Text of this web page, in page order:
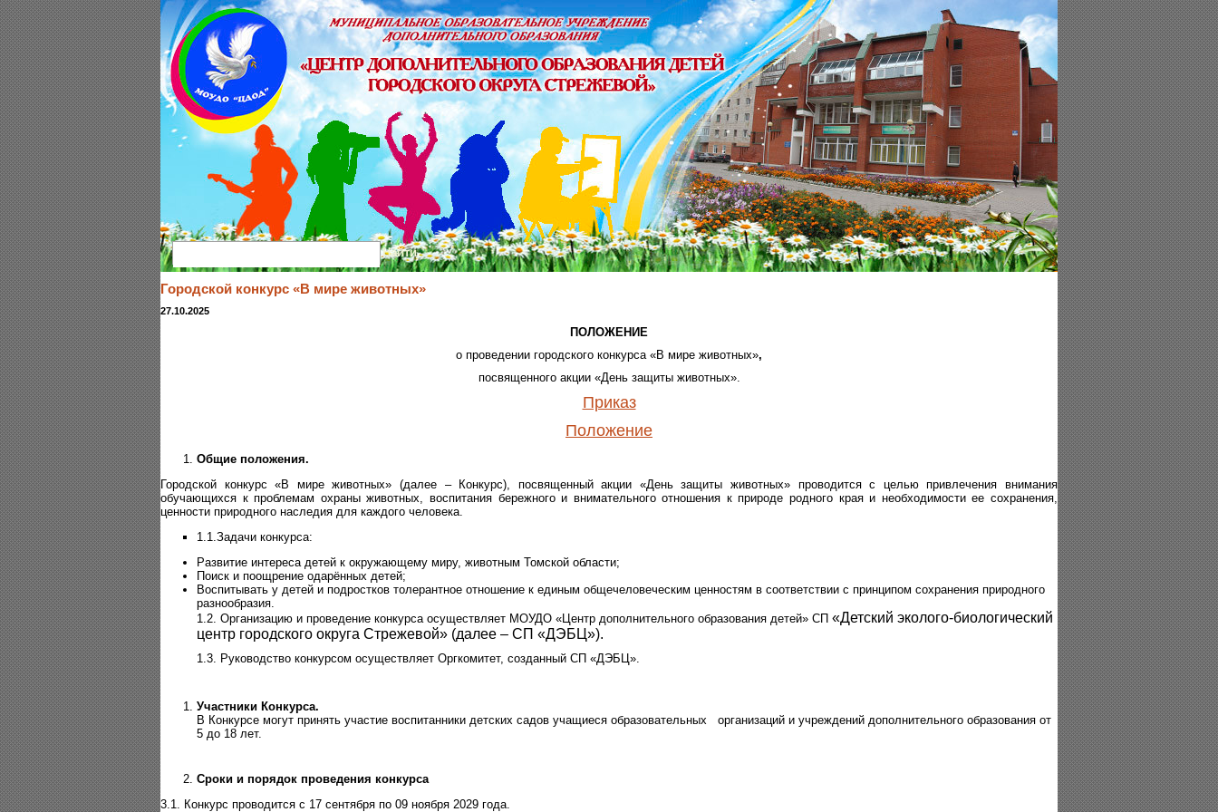
Найти
Городской конкурс «В мире животных»
27.10.2025
ПОЛОЖЕНИЕ
о проведении городского конкурса «В мире животных»,
посвященного акции «День защиты животных».
Приказ
Положение
Общие положения.
Городской конкурс «В мире животных» (далее – Конкурс), посвященный акции «День защиты животных» проводится с целью привлечения внимания
обучающихся к проблемам охраны животных, воспитания бережного и внимательного отношения к природе родного края и необходимости ее сохранения,
ценности природного наследия для каждого человека.
1.1.Задачи конкурса:
Развитие интереса детей к окружающему миру, животным Томской области;
Поиск и поощрение одарённых детей;
Воспитывать у детей и подростков толерантное отношение к единым общечеловеческим ценностям в соответствии с принципом сохранения природного
разнообразия.
1.2. Организацию и проведение конкурса осуществляет МОУДО «Центр дополнительного образования детей» СП «Детский эколого-биологический
центр городского округа Стрежевой» (далее – СП «ДЭБЦ»).
1.3. Руководство конкурсом осуществляет Оргкомитет, созданный СП «ДЭБЦ».
Участники Конкурса.
В Конкурсе могут принять участие воспитанники детских садов учащиеся образовательных организаций и учреждений дополнительного образования от
5 до 18 лет.
Сроки и порядок проведения конкурса
3.1. Конкурс проводится с 17 сентября по 09 ноября 2029 года.